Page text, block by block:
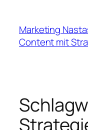
springen
Marketing
Content mit